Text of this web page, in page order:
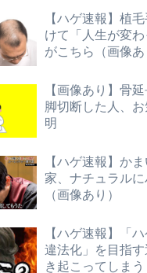
【ハゲ速報】植
けて「人生が変わ
がこちら（画像あ
【画像あり】骨
脚切断した人、
明
【ハゲ速報】か
家、ナチュラルに
（画像あり）
【ハゲ速報】「
違法化」を目指
き起こってしまう